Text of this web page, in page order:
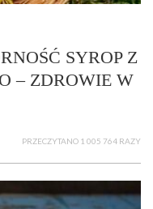
SYROP Z
– ZDROWIE W
PRZECZYTANO 1 005 764 RAZY